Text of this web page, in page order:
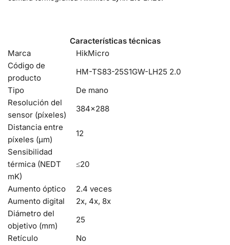
Características técnicas
Marca
HikMicro
Código de
producto
HM-TS83-25S1GW-LH25 2.0
Tipo
De mano
Resolución del
sensor (píxeles)
384×288
Distancia entre
píxeles (μm)
12
Sensibilidad
térmica (NEDT
mK)
≤20
Aumento óptico
2.4 veces
Aumento digital
2x, 4x, 8x
Diámetro del
objetivo (mm)
25
Retículo
No